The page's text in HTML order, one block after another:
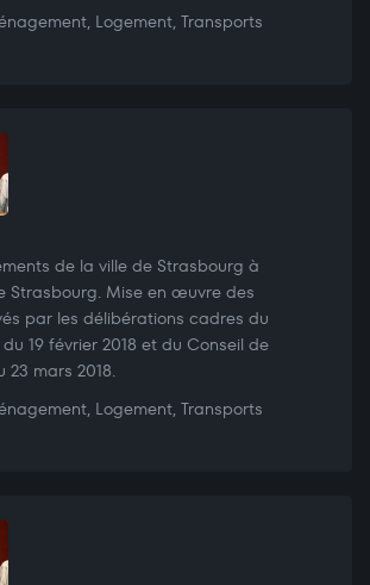
Logement, Transports
de la ville de Strasbourg à
Strasbourg. Mise en œuvre des
par les délibérations cadres du
19 février 2018 et du Conseil de
23 mars 2018.
Logement, Transports